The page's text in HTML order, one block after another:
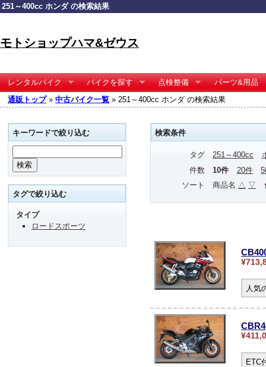
251～400cc ホンダ の検索結果
モトショップハマ&ゼウス
レンタルバイク バイクを探す 点検整備
パーツ&用品
通販トップ» 中古バイク一覧 » 251～400cc ホンダ の検索結果
検索条件
タグ 251～400cc
件数
10件 20件
ソート
商品名 △ ▽
人気
ETC
キーワードで絞り込む
タグで絞り込む
タイプ
ロードスポーツ